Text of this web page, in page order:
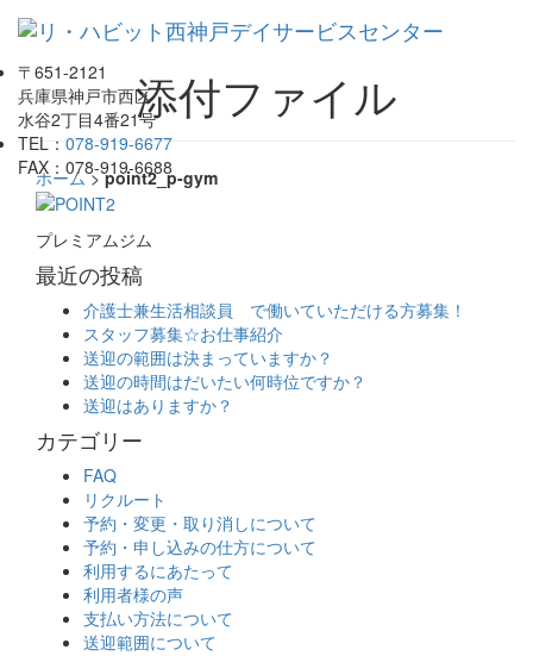
〒651-2121
兵庫県神戸市西区
水谷2丁目4番21号
TEL： 078-919-6677
FAX：078-919-6688
添付ファイル
ホーム>point2_p-gym
プレミアムジム
最近の投稿
介護士兼生活相談員 で働いていただける方募集！
スタッフ募集☆お仕事紹介
送迎の範囲は決まっていますか？
送迎の時間はだいたい何時位ですか？
送迎はありますか？
カテゴリー
FAQ
リクルート
予約・変更・取り消しについて
予約・申し込みの仕方について
利用するにあたって
利用者様の声
支払い方法について
送迎範囲について